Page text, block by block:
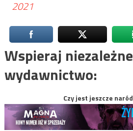
2021
Wspieraj niezależne
wydawnictwo:
Czy jest jeszcze